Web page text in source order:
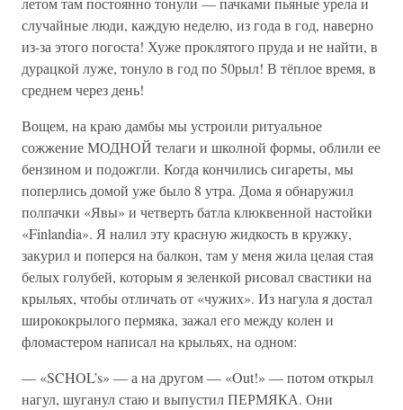
случайные люди, каждую неделю, из года в год, наверно
из-за этого погоста! Хуже проклятого пруда и не найти, в
дурацкой луже, тонуло в год по 50рыл! В тёплое время, в
среднем через день!
Вощем, на краю дамбы мы устроили ритуальное
сожжение МОДНОЙ телаги и школной формы, облили ее
бензином и подожгли. Когда кончились сигареты, мы
поперлись домой уже было 8 утра. Дома я обнаружил
полпачки «Явы» и четверть батла клюквенной настойки
«Finlandia». Я налил эту красную жидкость в кружку,
закурил и поперся на балкон, там у меня жила целая стая
белых голубей, которым я зеленкой рисовал свастики на
крыльях, чтобы отличать от «чужих». Из нагула я достал
ширококрылого пермяка, зажал его между колен и
фломастером написал на крыльях, на одном:
— «SCHOL’s» — а на другом — «Out!» — потом открыл
нагул, шуганул стаю и выпустил ПЕРМЯКА. Они